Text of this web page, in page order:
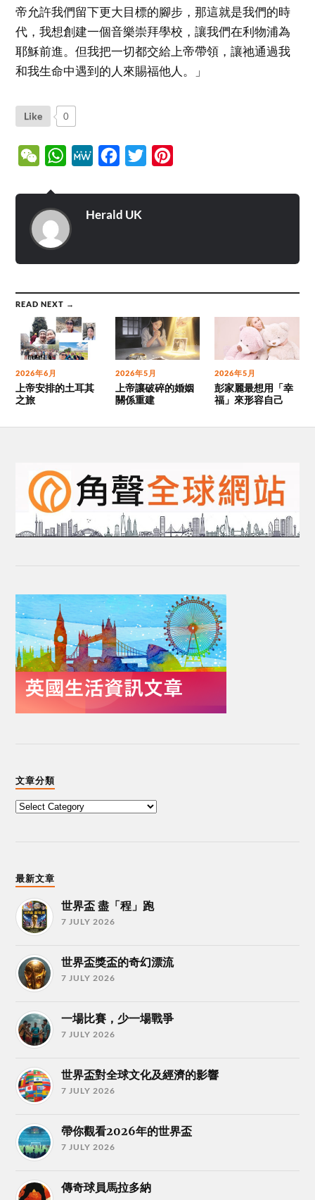
帝允許我們留下更大目標的腳步，那這就是我們的時
代，我想創建一個音樂崇拜學校，讓我們在利物浦為
耶穌前進。但我把一切都交給上帝帶領，讓祂通過我
和我生命中遇到的人來賜福他人。」
Like 0
WeChatWhatsApp
MeWe Facebook
Twitter
Herald UK
READ NEXT →
2026年6月
上帝安排的土耳其
之旅
2026年5月
上帝讓破碎的婚姻
關係重建
2026年5月
彭家麗最想用「幸
福」來形容自己
文章分類
最新文章
世界盃 盡「程」跑
7 JULY 2026
世界盃獎盃的奇幻漂流
7 JULY 2026
一場比賽，少一場戰爭
7 JULY 2026
世界盃對全球文化及經濟的影響
7 JULY 2026
帶你觀看2026年的世界盃
7 JULY 2026
傳奇球員馬拉多納